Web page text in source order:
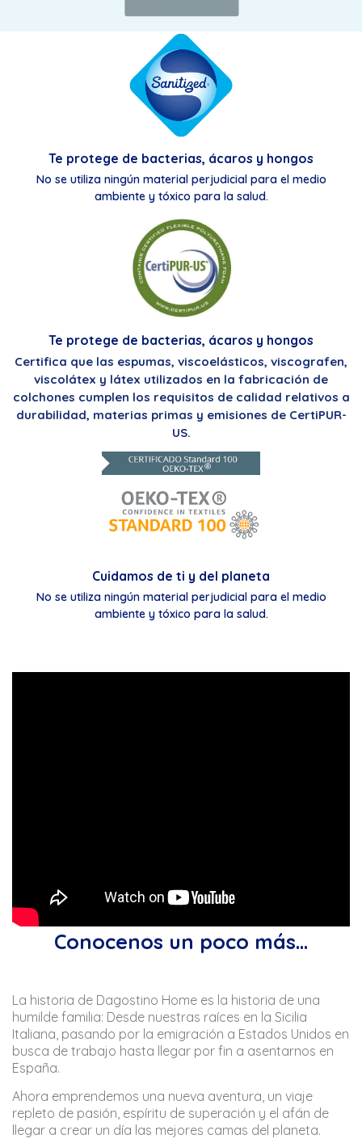
Te protege de bacterias, ácaros y hongos
No se utiliza ningún material perjudicial para el medio
ambiente y tóxico para la salud.
Te protege de bacterias, ácaros y hongos
Certifica que las espumas, viscoelásticos, viscografen,
viscolátex y látex utilizados en la fabricación de
colchones cumplen los requisitos de calidad relativos a
durabilidad, materias primas y emisiones de CertiPUR-
US.
Cuidamos de ti y del planeta
No se utiliza ningún material perjudicial para el medio
ambiente y tóxico para la salud.
Conocenos un poco más...
La historia de Dagostino Home es la historia de una
humilde familia: Desde nuestras raíces en la Sicilia
Italiana, pasando por la emigración a Estados Unidos en
busca de trabajo hasta llegar por fin a asentarnos en
España.
Ahora emprendemos una nueva aventura, un viaje
repleto de pasión, espíritu de superación y el afán de
llegar a crear un día las mejores camas del planeta.